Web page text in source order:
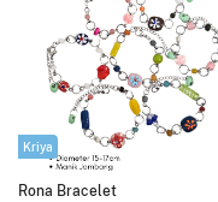
Kriya
Rona Bracelet